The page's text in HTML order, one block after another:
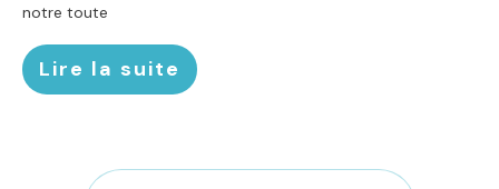
notre toute
Lire la suite